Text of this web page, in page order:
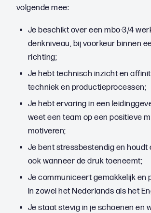
volgende mee:
Je beschikt over een mbo-3/4
denkniveau, bij voorkeur binnen
richting;
Je hebt technisch inzicht en
techniek en productieprocessen;
Je hebt ervaring in een
weet een team op een positieve
motiveren;
Je bent stressbestendig en houdt
ook wanneer de druk toeneemt;
Je communiceert gemakkelijk en
in zowel het Nederlands als het
Je staat stevig in je schoenen en